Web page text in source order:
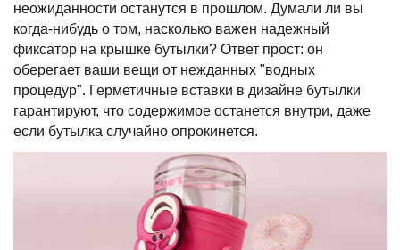
неожиданности останутся в прошлом. Думали ли вы
когда-нибудь о том, насколько важен надежный
фиксатор на крышке бутылки? Ответ прост: он
оберегает ваши вещи от нежданных "водных
процедур". Герметичные вставки в дизайне бутылки
гарантируют, что содержимое останется внутри, даже
если бутылка случайно опрокинется.